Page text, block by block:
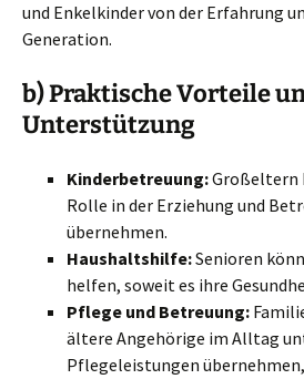
und Enkelkinder von der Erfahrung
Generation.
b) Praktische Vorteile
Unterstützung
Kinderbetreuung:Großeltern
Rolle in der Erziehung und
übernehmen.
Haushaltshilfe:Senioren
helfen, soweit es ihre
Pflege und Betreuung:
ältere Angehörige im Alltag
Pflegeleistungen